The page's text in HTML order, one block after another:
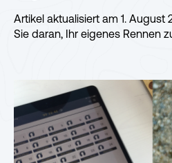
Artikel aktualisiert am 1. August
Sie daran, Ihr eigenes Rennen